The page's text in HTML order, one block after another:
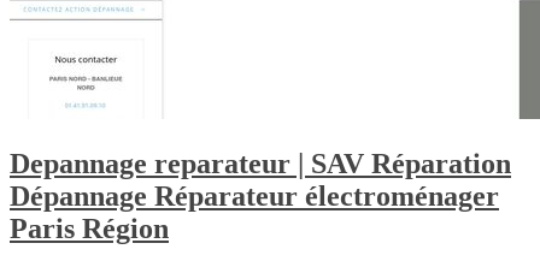
Depannage reparateur | SAV Réparation
Dépannage Réparateur électroména­ger
Paris Région